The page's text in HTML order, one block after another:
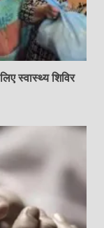
स्वास्थ्य शिविर